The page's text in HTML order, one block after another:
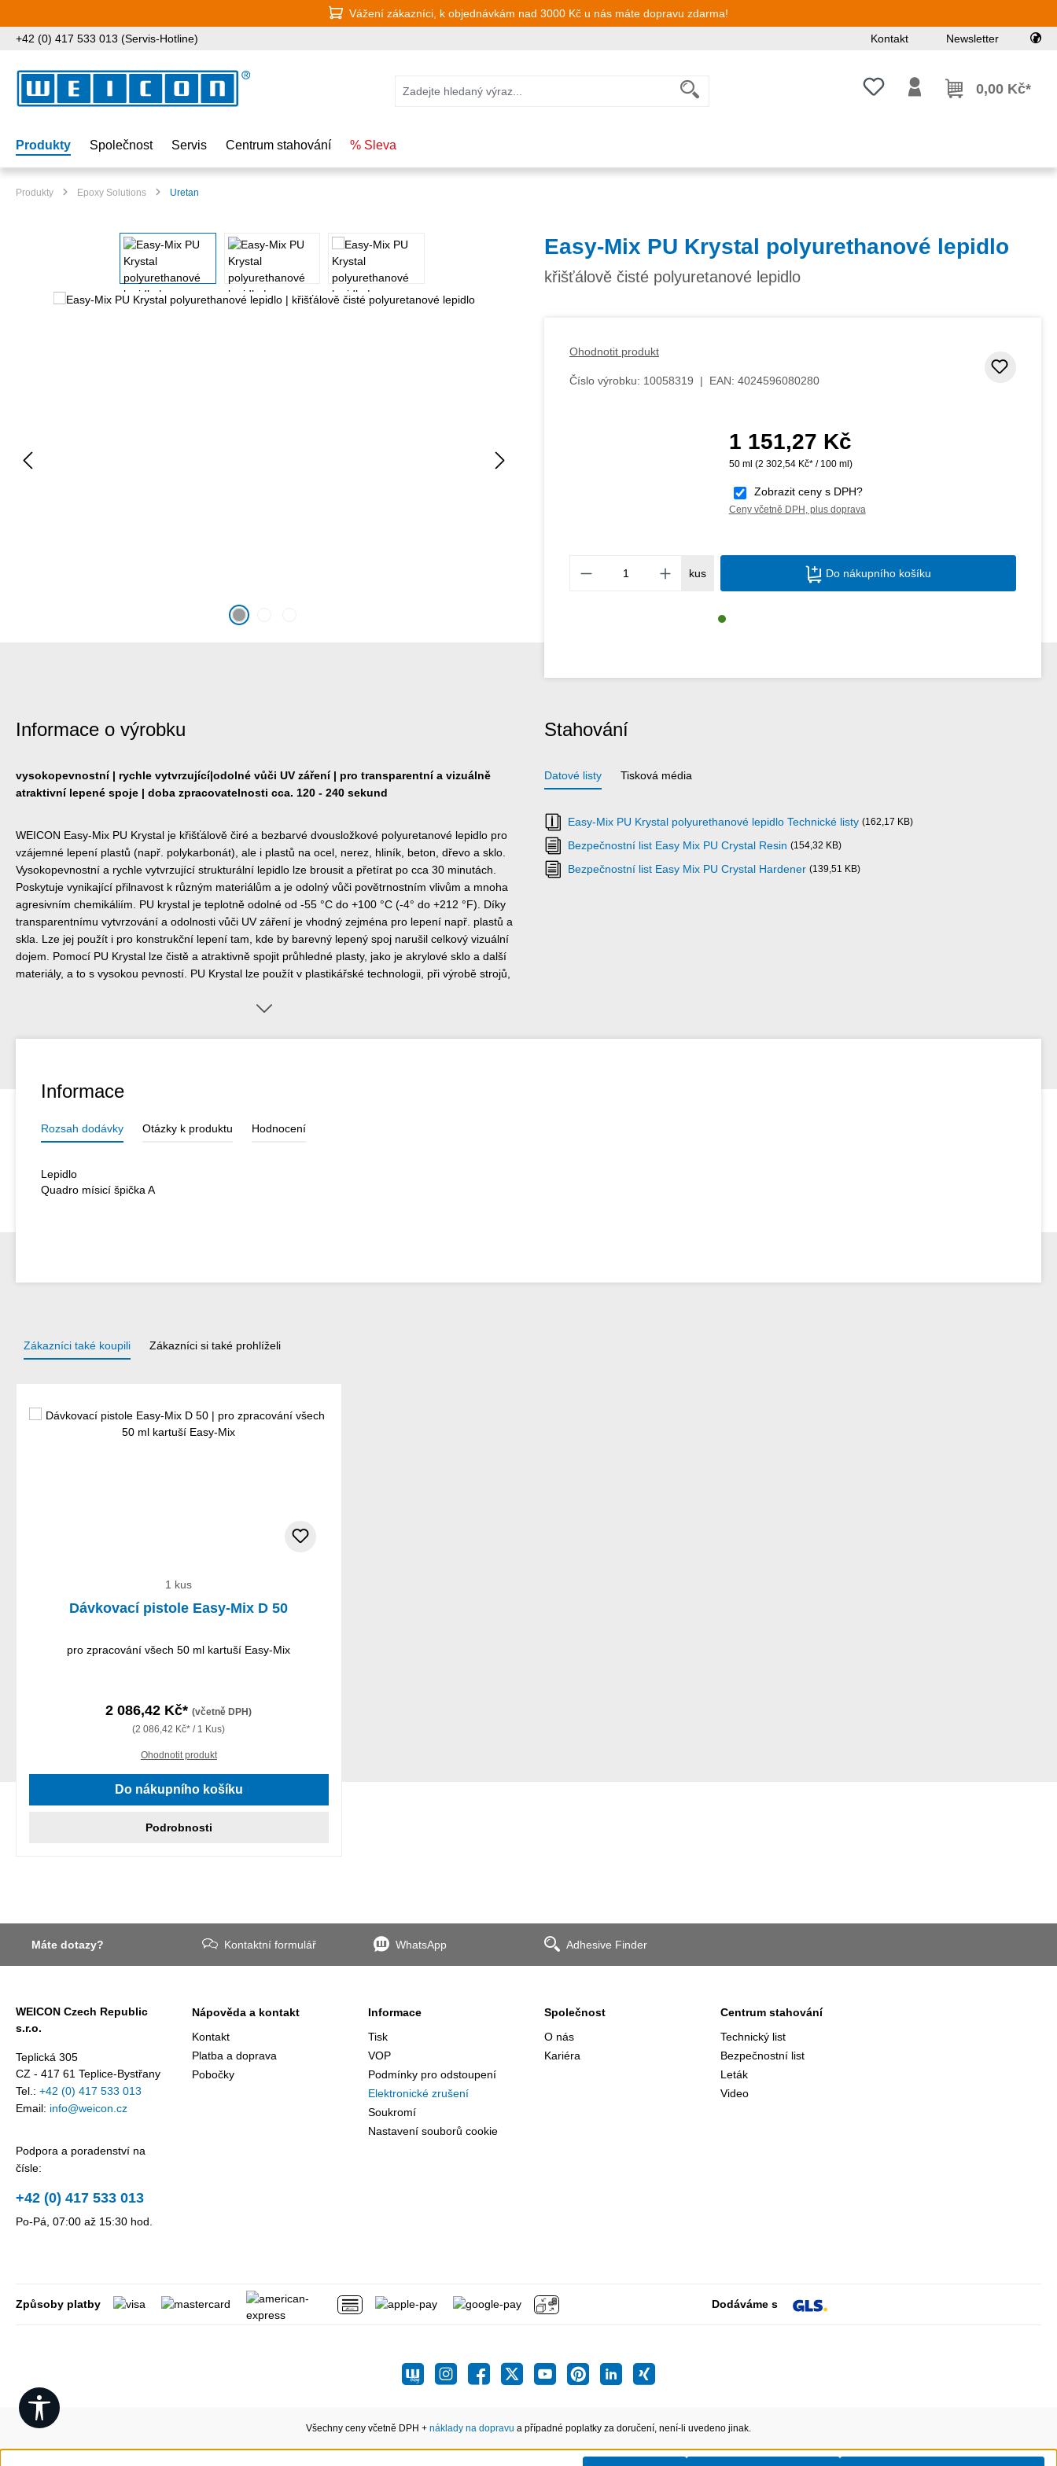
Vážení zákazníci, k objednávkám nad 3000 Kč u nás máte dopravu zdarma!
+42 (0) 417 533 013 (Servis-Hotline) Kontakt Newsletter
Máte 0 položky v seznamu přání
0,00 Kč*
Produkty Společnost Servis Centrum stahování % Sleva
Produkty Epoxy Solutions Uretan
Přeskočit galerii obrázků Easy-Mix PU Krystal polyurethanové lepidlo
křišťálově čisté polyuretanové lepidlo
Ohodnotit produkt
Číslo výrobku: 10058319 | EAN: 4024596080280
Běžná cena:
1 151,27 Kč
50 ml (2 302,54 Kč* / 100 ml)
Zobrazit ceny s DPH?
Ceny včetně DPH, plus doprava
Množství produktu: Zadejte
kus Do nákupního košíku
Informace o výrobku
vysokopevnostní | rychle vytvrzující|odolné vůči UV záření | pro transparentní a vizuálně
atraktivní lepené spoje | doba zpracovatelnosti cca. 120 - 240 sekund
WEICON Easy-Mix PU Krystal je křišťálově čiré a bezbarvé dvousložkové polyuretanové lepidlo pro
vzájemné lepení plastů (např. polykarbonát), ale i plastů na ocel, nerez, hliník, beton, dřevo a sklo.
Vysokopevnostní a rychle vytvrzující strukturální lepidlo lze brousit a přetírat po cca 30 minutách.
Poskytuje vynikající přilnavost k různým materiálům a je odolný vůči povětrnostním vlivům a mnoha
agresivním chemikáliím. PU krystal je teplotně odolné od -55 °C do +100 °C (-4° do +212 °F). Díky
transparentnímu vytvrzování a odolnosti vůči UV záření je vhodný zejména pro lepení např. plastů a
skla. Lze jej použít i pro konstrukční lepení tam, kde by barevný lepený spoj narušil celkový vizuální
dojem. Pomocí PU Krystal lze čistě a atraktivně spojit průhledné plasty, jako je akrylové sklo a další
materiály, a to s vysokou pevností. PU Krystal lze použít v plastikářské technologii, při výrobě strojů,
veletrzích a v mnoha dalších oblastech. Dávkovač Easy-Mix D 50 je nutný pro zpracování produktů
Stahování
Datové listy Tisková média
Easy-Mix PU Krystal polyurethanové lepidlo Technické listy (162,17 KB)
Bezpečnostní list Easy Mix PU Crystal Resin (154,32 KB)
Bezpečnostní list Easy Mix PU Crystal Hardener (139,51 KB)
Informace
Rozsah dodávky Otázky k produktu Hodnocení
Lepidlo
Quadro mísicí špička A
Zákazníci také koupili Zákazníci si také prohlíželi
1 kus
Dávkovací pistole Easy-Mix D 50
pro zpracování všech 50 ml kartuší Easy-Mix
2 086,42 Kč*(včetně DPH)
(2 086,42 Kč* / 1 Kus)
Ohodnotit produkt
Do nákupního košíku
Podrobnosti
Máte dotazy? Kontaktní formulář WhatsApp Adhesive Finder
WEICON Czech Republic
s.r.o.
Teplická 305
CZ - 417 61 Teplice-Bystřany
Tel.: +42 (0) 417 533 013
Email: info@weicon.cz
Podpora a poradenství na
čísle:
+42 (0) 417 533 013
Po-Pá, 07:00 až 15:30 hod.
Nápověda a kontakt
Kontakt
Platba a doprava
Pobočky
Informace
Tisk
VOP
Podmínky pro odstoupení
Elektronické zrušení
Soukromí
Nastavení souborů cookie
Společnost
O nás
Kariéra
Centrum stahování
Technický list
Bezpečnostní list
Leták
Video
Způsoby platby Dodáváme s
Všechny ceny včetně DPH + náklady na dopravu a případné poplatky za doručení, není-li uvedeno jinak.
Show toolbar